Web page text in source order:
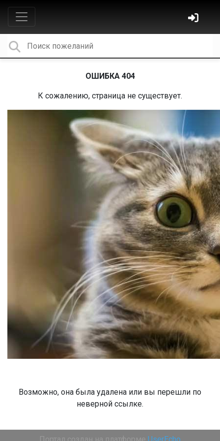
ОШИБКА 404
К сожалению, страница не существует.
Возможно, она была удалена или вы перешли по
неверной ссылке.